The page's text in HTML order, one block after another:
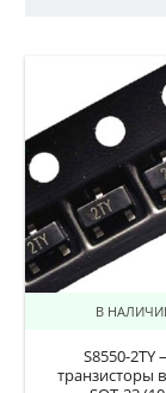
В
S8550-2TY
транзисторы